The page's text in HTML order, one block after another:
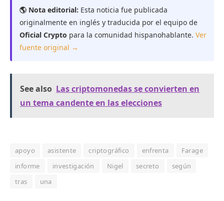
🌎 Nota editorial: Esta noticia fue publicada
originalmente en inglés y traducida por el equipo de
Oficial Crypto para la comunidad hispanohablante. Ver
fuente original →
See also Las criptomonedas se convierten en
un tema candente en las elecciones
apoyo asistente criptográfico enfrenta
Farage
informe
investigación Nigel secreto
según
tras
una